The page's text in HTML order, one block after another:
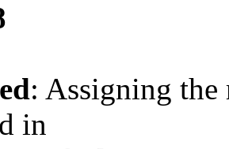
: Assigning the
in